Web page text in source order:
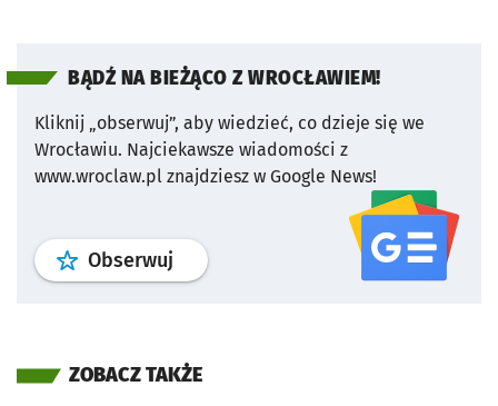
BĄDŹ NA BIEŻĄCO Z WROCŁAWIEM!
Kliknij „obserwuj”, aby wiedzieć, co dzieje się we
Wrocławiu. Najciekawsze wiadomości z
www.wroclaw.pl znajdziesz w Google News!
Obserwuj profil serwisu
ZOBACZ TAKŻE